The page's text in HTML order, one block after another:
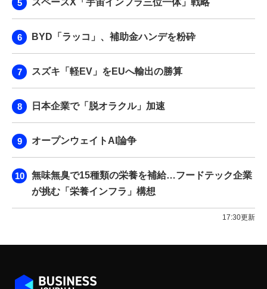
BYD「ラッコ」、補助金ハンデを粉砕
スズキ「軽EV」をEUへ輸出の勝算
日本企業で「脱オラクル」加速
オープンウェイトAI論争
無味無臭で15種類の栄養を補給…フードテック企業
が挑む「栄養インフラ」構想
17:30更新